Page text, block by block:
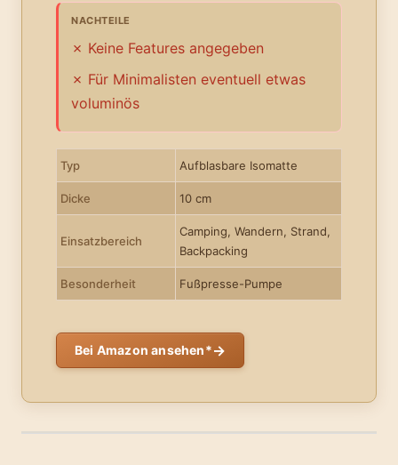
NACHTEILE
Keine Features angegeben
Für Minimalisten eventuell etwas
voluminös
Typ Aufblasbare Isomatte
Dicke 10 cm
Einsatzbereich
Camping, Wandern, Strand,
Backpacking
Besonderheit Fußpresse-Pumpe
Bei Amazon ansehen*→